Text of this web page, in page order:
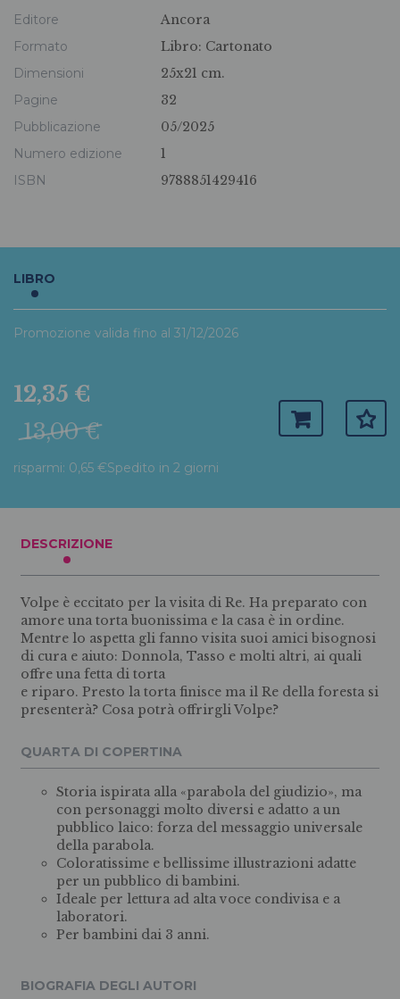
Editore
Ancora
Formato
Libro: Cartonato
Dimensioni
25x21 cm.
Pagine
32
Pubblicazione
05/2025
Numero edizione
1
ISBN
9788851429416
LIBRO
Promozione valida fino al 31/12/2026
13,00 €
12,35 €
risparmi: 0,65 €Spedito in 2 giorni
DESCRIZIONE
Volpe è eccitato per la visita di Re. Ha preparato con
amore una torta buonissima e la casa è in ordine.
Mentre lo aspetta gli fanno visita suoi amici bisognosi
di cura e aiuto: Donnola, Tasso e molti altri, ai quali
offre una fetta di torta
e riparo. Presto la torta finisce ma il Re della foresta si
presenterà? Cosa potrà offrirgli Volpe?
QUARTA DI COPERTINA
Storia ispirata alla «parabola del giudizio», ma
con personaggi molto diversi e adatto a un
pubblico laico: forza del messaggio universale
della parabola.
Coloratissime e bellissime illustrazioni adatte
per un pubblico di bambini.
Ideale per lettura ad alta voce condivisa e a
laboratori.
Per bambini dai 3 anni.
BIOGRAFIA DEGLI AUTORI